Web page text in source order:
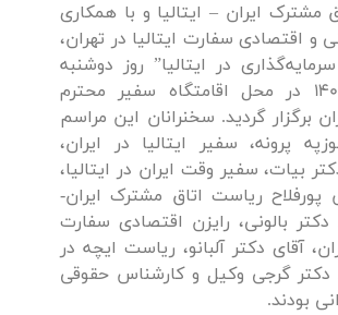
ایران – ایتالیا و با همکاری
و اقتصادی سفارت ایتالیا در تهران،
در ایتالیا” روز دوشنبه
مورخ 1401.02.19 در محل اقامتگاه سفیر محترم
برگزار گردید. سخنرانان این مراسم
پرونه، سفیر ایتالیا در ایران،
بیات، سفیر وقت ایران در ایتالیا،
ریاست اتاق مشترک ایران-
دکتر بالونی، رایزن اقتصادی سفارت
آقای دکتر آلبانو، ریاست ایچه در
دکتر گرجی وکیل و کارشناس حقوقی
بودند.